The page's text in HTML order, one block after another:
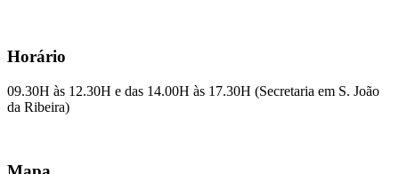
Horário
09.30H às 12.30H e das 14.00H às 17.30H (Secretaria em S. João
da Ribeira)